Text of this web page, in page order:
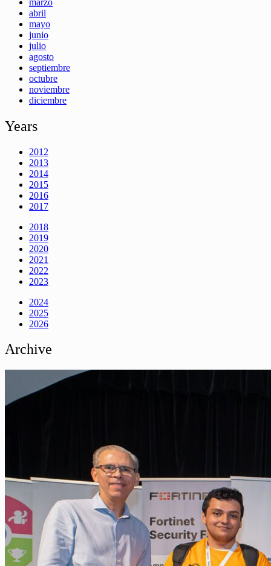
abril
mayo
junio
julio
agosto
septiembre
octubre
noviembre
diciembre
Years
2012
2013
2014
2015
2016
2017
2018
2019
2020
2021
2022
2023
2024
2025
2026
Archive